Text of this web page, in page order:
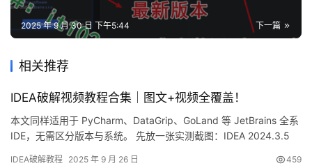
下一篇
2025 年 9 月 30 日 下午5:44
相关推荐
IDEA破解视频教程合集｜图文+视频全覆盖！
本文同样适用于 PyCharm、DataGrip、GoLand 等 JetBrains 全系
IDE，无需区分版本与系统。 先放一张实测截图：IDEA 2024.3.5
IDEA破解教程 2025 年 9 月 26 日 459